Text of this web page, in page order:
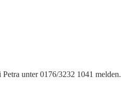
unter 0176/3232 1041 melden.